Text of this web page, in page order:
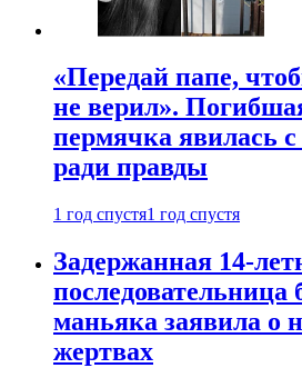
«Передай папе,
не верил».
пермячка явилась с
ради правды
1 год спустя1 год спустя
Задержанная 14-
последовательница
маньяка заявила о
жертвах